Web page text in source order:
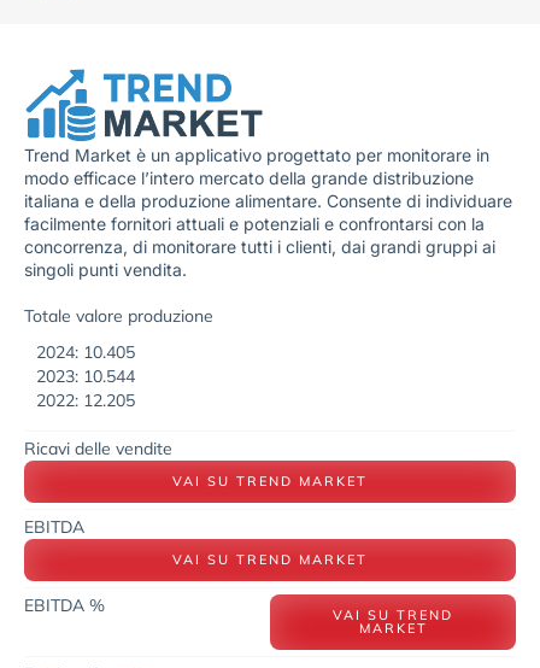
Trend Market è un applicativo progettato per monitorare in
modo efficace l’intero mercato della grande distribuzione
italiana e della produzione alimentare. Consente di individuare
facilmente fornitori attuali e potenziali e confrontarsi con la
concorrenza, di monitorare tutti i clienti, dai grandi gruppi ai
singoli punti vendita.
Totale valore produzione
2024: 10.405
2023: 10.544
2022: 12.205
Ricavi delle vendite
VAI SU TREND MARKET
EBITDA
VAI SU TREND MARKET
EBITDA % VAI SU TREND
MARKET